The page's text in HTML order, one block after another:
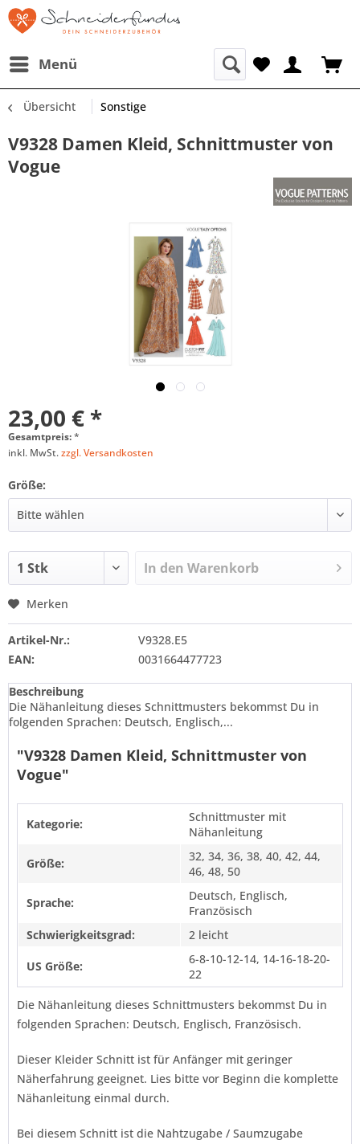
Menü
Übersicht Sonstige
V9328 Damen Kleid, Schnittmuster von
Vogue
23,00 € *
Gesamtpreis:*
inkl. MwSt.zzgl. Versandkosten
Größe:
In den Warenkorb
Merken
Artikel-Nr.:
V9328.E5
EAN:
0031664477723
Beschreibung
Die Nähanleitung dieses Schnittmusters bekommst Du in
folgenden Sprachen: Deutsch, Englisch,...
"V9328 Damen Kleid, Schnittmuster von
Vogue"
Kategorie:
Schnittmuster mit
Nähanleitung
Größe:
32, 34, 36, 38, 40, 42, 44,
46, 48, 50
Sprache:
Deutsch, Englisch,
Französisch
Schwierigkeitsgrad:
2 leicht
US Größe:
6-8-10-12-14, 14-16-18-20-
22
Die Nähanleitung dieses Schnittmusters bekommst Du in
folgenden Sprachen: Deutsch, Englisch, Französisch.
Dieser Kleider Schnitt ist für Anfänger mit geringer
Näherfahrung geeignet. Lies bitte vor Beginn die komplette
Nähanleitung einmal durch.
Bei diesem Schnitt ist die Nahtzugabe / Saumzugabe